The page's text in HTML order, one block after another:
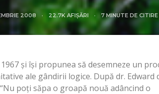
2008 22.7K AFIȘĂRI 7 MINUTE DE CITIRE
și își propunea să desemneze un
ale gândirii logice. După dr. Edward
poți săpa o groapă nouă adâncind o